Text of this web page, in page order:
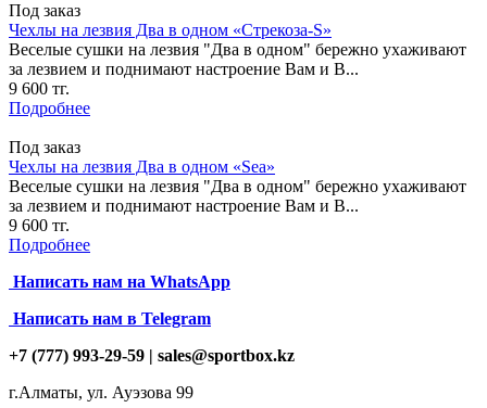
Под заказ
Чехлы на лезвия Два в одном «Стрекоза-S»
Веселые сушки на лезвия "Два в одном" бережно ухаживают
за лезвием и поднимают настроение Вам и В...
9 600 тг.
Подробнее
Под заказ
Чехлы на лезвия Два в одном «Sea»
Веселые сушки на лезвия "Два в одном" бережно ухаживают
за лезвием и поднимают настроение Вам и В...
9 600 тг.
Подробнее
Написать нам на WhatsApp
Написать нам в Telegram
+7 (777) 993-29-59 | sales@sportbox.kz
г.Алматы, ул. Ауэзова 99